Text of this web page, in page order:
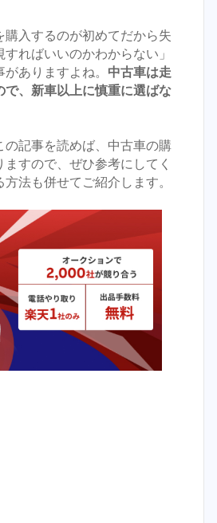
入するのが初めてだから失
ればいいのかわからない」
ありますよね。 中古車は走
、新車以上に慎重に選ばな
記事を読めば、中古車の購
すので、ぜひ参考にしてく
法も併せてご紹介します。